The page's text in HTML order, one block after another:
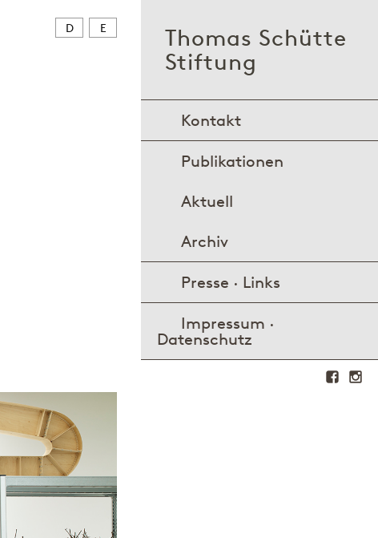
Thomas Schütte
Stiftung
Kontakt
Publikationen
Aktuell
Archiv
Presse · Links
Impressum ·
Datenschutz
D E